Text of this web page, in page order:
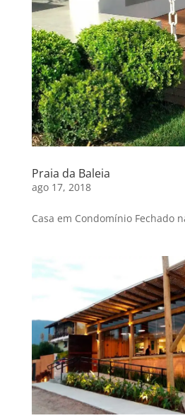
Praia da Baleia
ago 17, 2018
Casa em Condomínio Fechado